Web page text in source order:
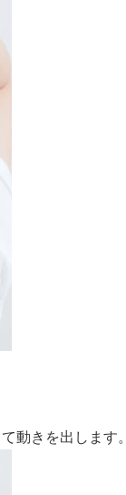
動きを出します。